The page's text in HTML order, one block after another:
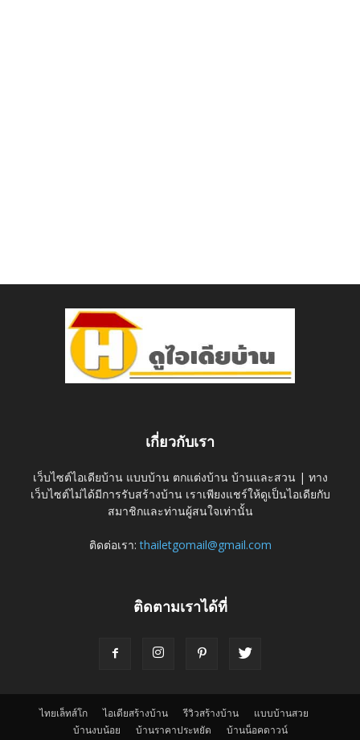
เกี่ยวกับเรา
เว็บไซต์ไอเดียบ้าน แบบบ้าน ตกแต่งบ้าน บ้านและสวน | ทาง
เว็บไซต์ไม่ได้มีการรับสร้างบ้าน เราเพียงแชร์ให้ดูเป็นไอเดียกับ
สมาชิกและท่านผู้สนใจเท่านั้น
ติดต่อเรา:thailetgomail@gmail.com
ติดตามเราได้ที่
ไทยเล็ทส์โก ไอเดียสร้างบ้าน รีวิวสร้างบ้าน
แบบบ้านสวย
บ้านงบน้อย
บ้านราคาประหยัด บ้านน็อคดาวน์